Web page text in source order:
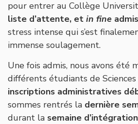
pour entrer au Collège
liste d’attente, et in fine admis
stress intense qui s’est
immense soulagement.
Une fois admis, nous avons été
différents étudiants de
inscriptions administratives
sommes rentrés la dernière
durant la semaine d’intégration